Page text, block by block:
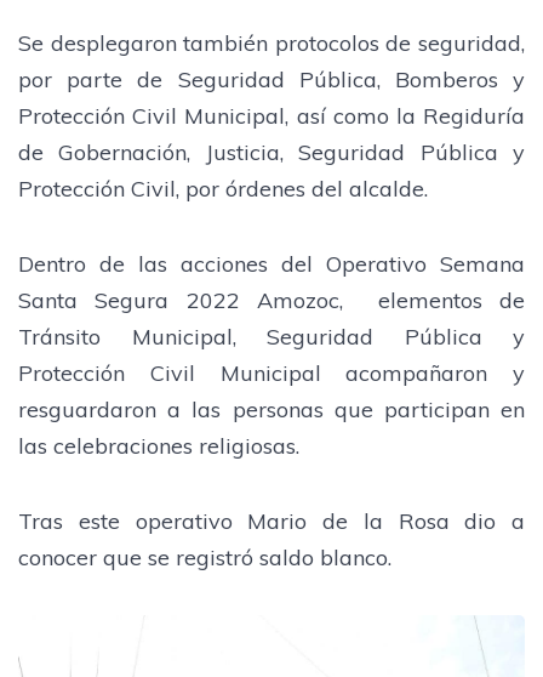
Se desplegaron también protocolos de seguridad,
por parte de Seguridad Pública, Bomberos y
Protección Civil Municipal, así como la Regiduría
de Gobernación, Justicia, Seguridad Pública y
Protección Civil, por órdenes del alcalde.
Dentro de las acciones del Operativo Semana
Santa Segura 2022 Amozoc, elementos de
Tránsito Municipal, Seguridad Pública y
Protección Civil Municipal acompañaron y
resguardaron a las personas que participan en
las celebraciones religiosas.
Tras este operativo Mario de la Rosa dio a
conocer que se registró saldo blanco.